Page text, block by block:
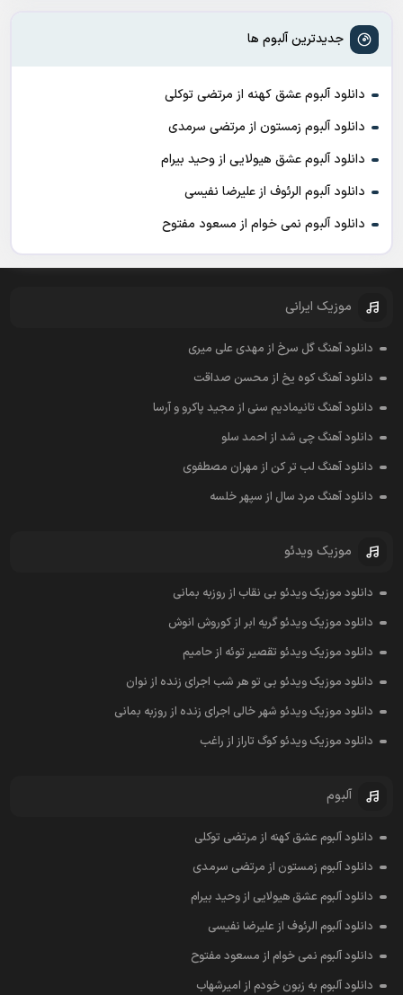
جدیدترین آلبوم ها
دانلود آلبوم عشق کهنه از مرتضی توکلی
دانلود آلبوم زمستون از مرتضی سرمدی
دانلود آلبوم عشق هیولایی از وحید بیرام
دانلود آلبوم الرئوف از علیرضا نفیسی
دانلود آلبوم نمی خوام از مسعود مفتوح
موزیک ایرانی
دانلود آهنگ گل سرخ از مهدی علی میری
دانلود آهنگ کوه یخ از محسن صداقت
دانلود آهنگ تانیمادیم سنی از مجید پاکرو و آرسا
دانلود آهنگ چی شد از احمد سلو
دانلود آهنگ لب تر کن از مهران مصطفوی
دانلود آهنگ مرد سال از سپهر خلسه
موزیک ویدئو
دانلود موزیک ویدئو بی نقاب از روزبه بمانی
دانلود موزیک ویدئو گریه ابر از کوروش انوش
دانلود موزیک ویدئو تقصیر توئه از حامیم
دانلود موزیک ویدئو بی تو هر شب اجرای زنده از نوان
دانلود موزیک ویدئو شهر خالی اجرای زنده از روزبه بمانی
دانلود موزیک ویدئو کوگ تاراز از راغب
آلبوم
دانلود آلبوم عشق کهنه از مرتضی توکلی
دانلود آلبوم زمستون از مرتضی سرمدی
دانلود آلبوم عشق هیولایی از وحید بیرام
دانلود آلبوم الرئوف از علیرضا نفیسی
دانلود آلبوم نمی خوام از مسعود مفتوح
دانلود آلبوم به زبون خودم از امیرشهاب